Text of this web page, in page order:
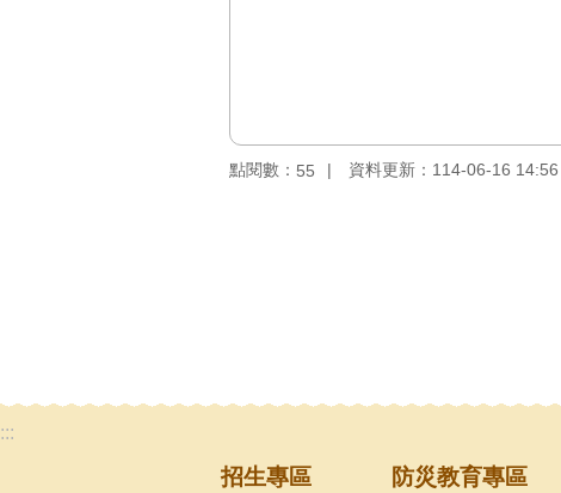
點閱數： 55 資料更新：114-06-16 14:56
:::
招生專區 防災教育專區